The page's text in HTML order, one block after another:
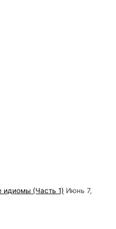
идиомы (Часть 1) Июнь 7,